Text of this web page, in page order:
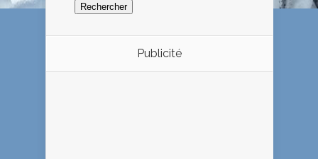
Publicité